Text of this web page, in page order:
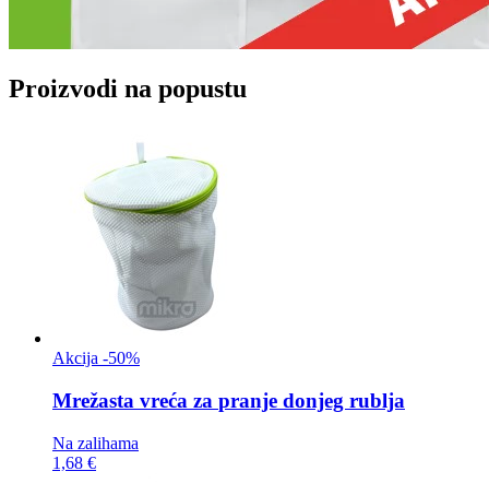
Proizvodi na popustu
Akcija -50%
Mrežasta vreća za pranje donjeg rublja
Na zalihama
1,68 €